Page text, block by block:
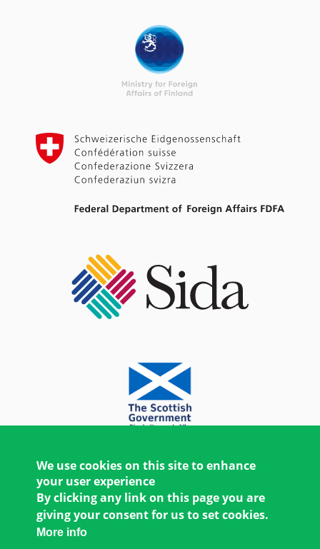
We use cookies on this site to enhance
your user experience
By clicking any link on this page you are
giving your consent for us to set cookies.
More info